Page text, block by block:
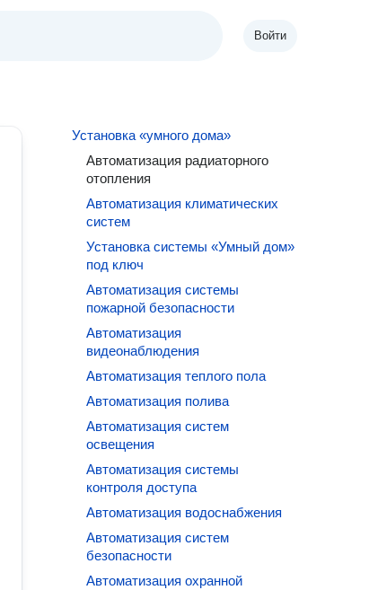
Войти
Установка «умного дома»
Автоматизация радиаторного
отопления
Автоматизация климатических
систем
Установка системы «Умный дом»
под ключ
Автоматизация системы
пожарной безопасности
Автоматизация
видеонаблюдения
Автоматизация теплого пола
Автоматизация полива
Автоматизация систем
освещения
Автоматизация системы
контроля доступа
Автоматизация водоснабжения
Автоматизация систем
безопасности
Автоматизация охранной